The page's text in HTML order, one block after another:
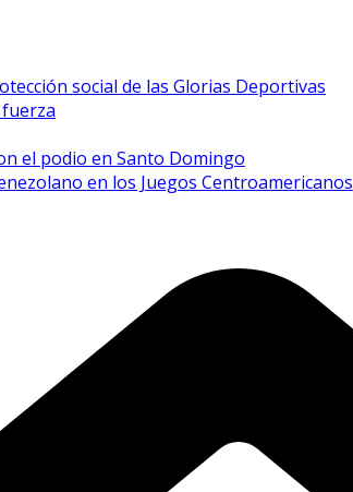
social de las Glorias Deportivas
el podio en Santo Domingo
en los Juegos Centroamericanos